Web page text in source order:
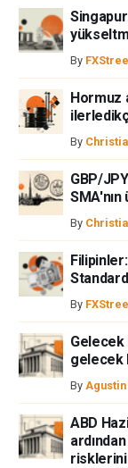
bilgilerin kullanımı
çıkabilecek herhangi
herhangi bir kayıp
By
Hormuz
By
GBP/
By
By
Gelecek
gelecek
By Agustin
ABD